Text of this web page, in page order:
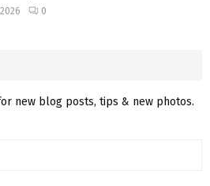
0
new blog posts, tips & new photos.